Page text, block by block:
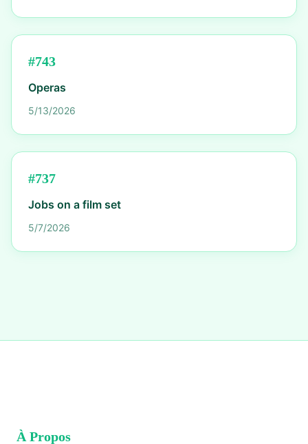
#743
Operas
5/13/2026
#737
Jobs on a film set
5/7/2026
À Propos